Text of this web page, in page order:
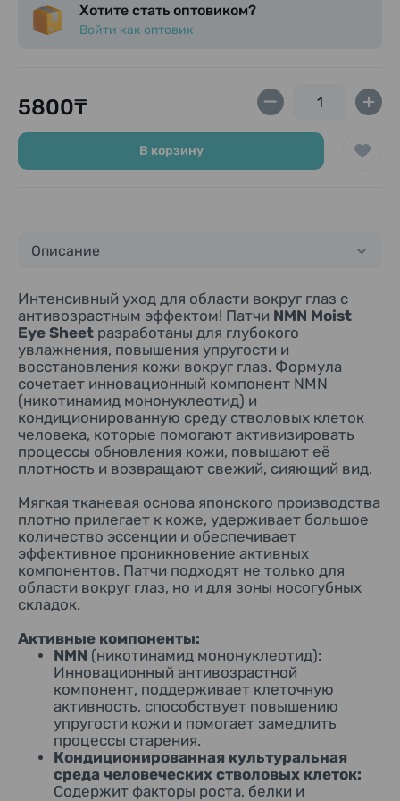
влагу.
Коллаген и протеогликаны:
действием, защищает кожу от воздействия
внешних факторов.
Избегайте попадания средства в глаза. При
попадании немедленно промойте тёплой
Храните продукт вдали от прямых
солнечных лучей и высоких температур, в
недоступном для детей месте.
Хотите стать оптовиком?
Войти как оптовик
5800₸
В корзину
Описание
Интенсивный уход для области вокруг глаз с
антивозрастным эффектом! Патчи NMN Moist
Eye Sheet разработаны для глубокого
увлажнения, повышения упругости и
восстановления кожи вокруг глаз. Формула
сочетает инновационный компонент NMN
(никотинамид мононуклеотид) и
кондиционированную среду стволовых клеток
человека, которые помогают активизировать
процессы обновления кожи, повышают её
плотность и возвращают свежий, сияющий вид.
Мягкая тканевая основа японского производства
плотно прилегает к коже, удерживает большое
количество эссенции и обеспечивает
эффективное проникновение активных
компонентов. Патчи подходят не только для
области вокруг глаз, но и для зоны носогубных
складок.
Активные компоненты:
NMN (никотинамид мононуклеотид):
Инновационный антивозрастной
компонент, поддерживает клеточную
активность, способствует повышению
упругости кожи и помогает замедлить
процессы старения.
Кондиционированная культуральная
среда человеческих стволовых клеток:
Содержит факторы роста, белки и